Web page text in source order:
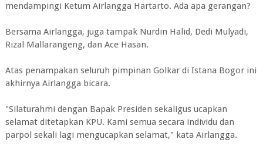
mendampingi Ketum Airlangga Hartarto. Ada apa gerangan?
Bersama Airlangga, juga tampak Nurdin Halid, Dedi Mulyadi,
Rizal Mallarangeng, dan Ace Hasan.
Atas penampakan seluruh pimpinan Golkar di Istana Bogor ini
akhirnya Airlangga bicara.
"Silaturahmi dengan Bapak Presiden sekaligus ucapkan
selamat ditetapkan KPU. Kami semua secara individu dan
parpol sekali lagi mengucapkan selamat," kata Airlangga.